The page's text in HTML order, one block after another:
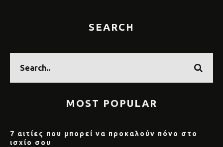
SEARCH
MOST POPULAR
7 αιτίες που μπορεί να προκαλούν πόνο στο
ισχίο σου